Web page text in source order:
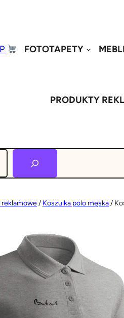
FOTOTAPETY
PRODUKTY
reklamowe/ Koszulka polo męska/